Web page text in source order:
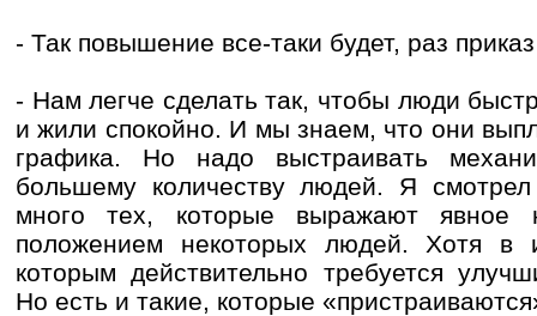
- Так повышение все-таки будет, раз
- Нам легче сделать так, чтобы люди
и жили спокойно. И мы знаем, что они
графика. Но надо выстраивать
большему количеству людей. Я
много тех, которые выражают явное
положением некоторых людей. Хотя в
которым действительно требуется
Но есть и такие, которые